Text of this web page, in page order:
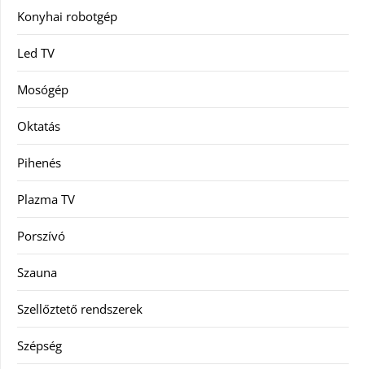
Konyhai robotgép
Led TV
Mosógép
Oktatás
Pihenés
Plazma TV
Porszívó
Szauna
Szellőztető rendszerek
Szépség